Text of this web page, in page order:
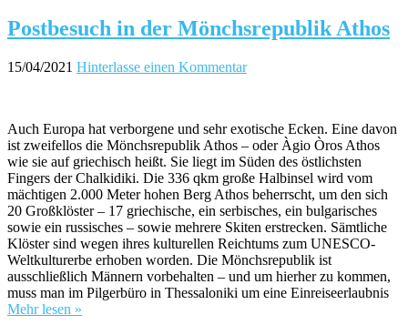
Postbesuch in der Mönchsrepublik Athos
15/04/2021 Hinterlasse einen Kommentar
Auch Europa hat verborgene und sehr exotische Ecken. Eine davon
ist zweifellos die Mönchsrepublik Athos – oder Àgio Òros Athos
wie sie auf griechisch heißt. Sie liegt im Süden des östlichsten
Fingers der Chalkidiki. Die 336 qkm große Halbinsel wird vom
mächtigen 2.000 Meter hohen Berg Athos beherrscht, um den sich
20 Großklöster – 17 griechische, ein serbisches, ein bulgarisches
sowie ein russisches – sowie mehrere Skiten erstrecken. Sämtliche
Klöster sind wegen ihres kulturellen Reichtums zum UNESCO-
Weltkulturerbe erhoben worden. Die Mönchsrepublik ist
ausschließlich Männern vorbehalten – und um hierher zu kommen,
muss man im Pilgerbüro in Thessaloniki um eine Einreiseerlaubnis
Mehr lesen »